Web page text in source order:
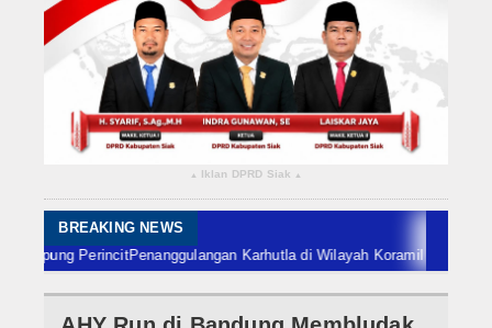
Meranti
Indragiri Hulu
Kuansing
Siak
Nasional
▴ Iklan DPRD Siak ▴
BREAKING NEWS
Perincit Penanggulangan Karhutla di Wilayah Koramil 02/Sungai Apit,